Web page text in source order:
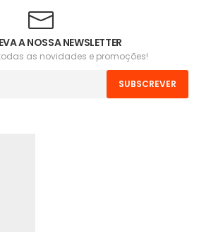
A NOSSA NEWSLETTER
as novidades e promoções!
SUBSCREVER